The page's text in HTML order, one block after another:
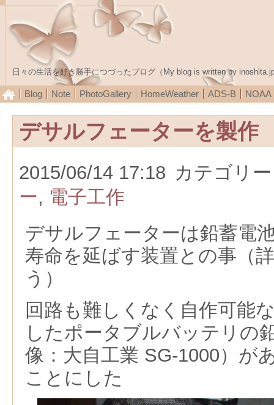
日々の生活を好き勝手につづったブログ（My blog is written by
Blog Note PhotoGallery HomeWeather ADS-B NOAA
デサルフェーターを製作
2015/06/14 17:18 カテゴリ
ー, 電子工作
デサルフェーターは鉛蓄電
寿命を延ばす装置との事（
う）
回路も難しくなく自作可能
したポータブルバッテリの
像：大自工業 SG-1000）が
ことにした